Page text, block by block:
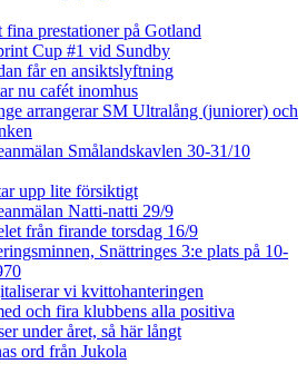
fina prestationer på Gotland
Cup #1 vid Sundby
får en ansiktslyftning
nu cafét inomhus
arrangerar SM Ultralång (juniorer) och
Smålandskavlen 30-31/10
upp lite försiktigt
Natti-natti 29/9
från firande torsdag 16/9
Snättringes 3:e plats på 10-
vi kvittohanteringen
och fira klubbens alla positiva
under året, så här långt
ord från Jukola